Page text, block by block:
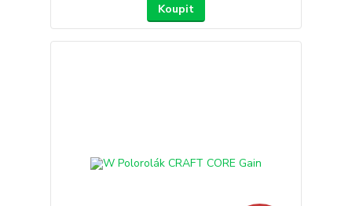
Koupit